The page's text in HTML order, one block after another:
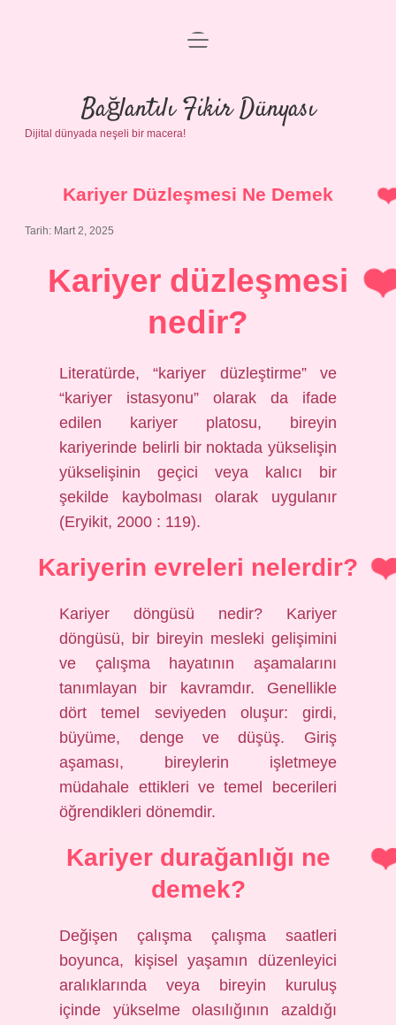
Anasayfa
Gizlilik Politikası
Yasal Uyarı
menüyü
Bağlantılı Fikir Dünyası
Dijital dünyada neşeli bir macera!
Kariyer Düzleşmesi Ne Demek
Tarih: Mart 2, 2025
Kariyer düzleşmesi
nedir?
Literatürde, “kariyer düzleştirme” ve
“kariyer istasyonu” olarak da ifade
edilen kariyer platosu, bireyin
kariyerinde belirli bir noktada yükselişin
yükselişinin geçici veya kalıcı bir
şekilde kaybolması olarak uygulanır
(Eryikit, 2000 : 119).
Kariyerin evreleri nelerdir?
Kariyer döngüsü nedir? Kariyer
döngüsü, bir bireyin mesleki gelişimini
ve çalışma hayatının aşamalarını
tanımlayan bir kavramdır. Genellikle
dört temel seviyeden oluşur: girdi,
büyüme, denge ve düşüş. Giriş
aşaması, bireylerin işletmeye
müdahale ettikleri ve temel becerileri
öğrendikleri dönemdir.
Kariyer durağanlığı ne
demek?
Değişen çalışma çalışma saatleri
boyunca, kişisel yaşamın düzenleyici
aralıklarında veya bireyin kuruluş
içinde yükselme olasılığının azaldığı